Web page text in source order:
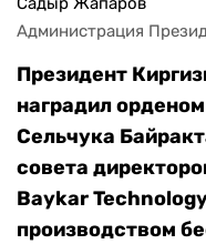
Администрация
Президент
наградил
Сельчука
совета
Baykar
производством